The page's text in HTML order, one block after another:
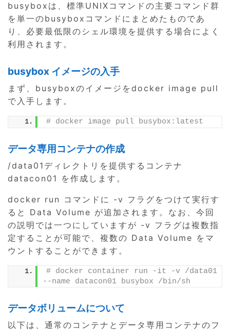
busyboxは、標準UNIXコマンドの主要コマンド群
を単一のbusyboxコマンドにまとめたものであ
り、必要最低限のシェル環境を提供する場合によく
利用されます。
busybox イメージの入手
まず、busyboxのイメージをdocker image pull
で入手します。
# docker image pull busybox:latest
データ専用コンテナの作成
/data01ディレクトリを提供するコンテナ
datacon01 を作成します。
docker run コマンドに -v フラグをつけて実行す
ると Data Volume が追加されます。なお、今回
の説明では一つにしていますが -v フラグは複数指
定することが可能で、複数の Data Volume をマ
ウントすることができます。
# docker container run -it -v /data01
--name datacon01 busybox /bin/sh
データボリュームについて
以下は、通常のコンテナとデータ専用コンテナのフ